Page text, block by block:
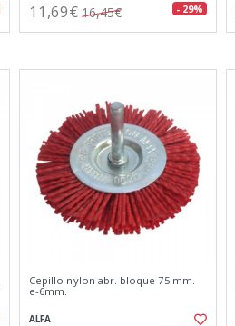
11,69€ 16,45€ - 29%
Cepillo nylon abr. bloque 75 mm.
e-6mm.
ALFA